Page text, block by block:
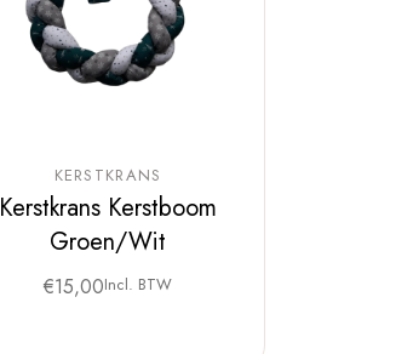
KERSTKRANS
Kerstkrans Kerstboom
Groen/Wit
€15,00Incl. BTW